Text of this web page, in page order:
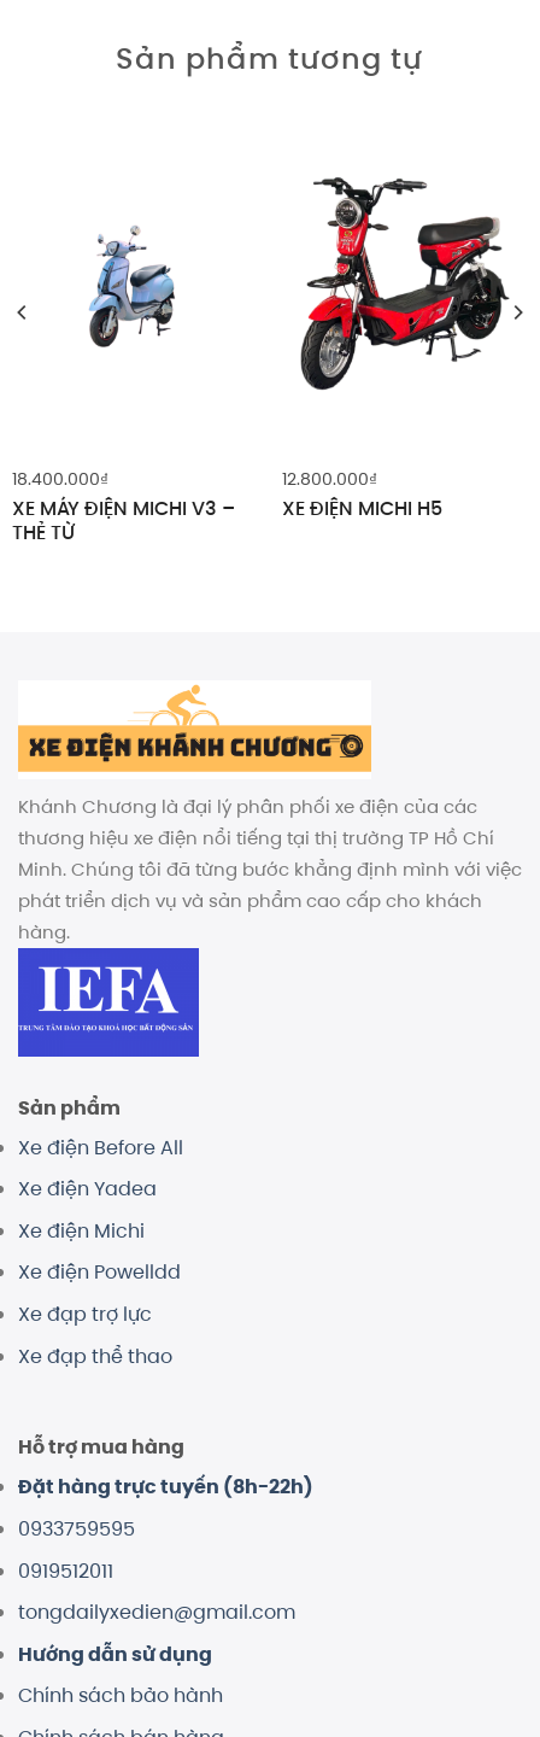
Sản phẩm tương tự
18.400.000₫
XE MÁY ĐIỆN MICHI V3 –
THẺ TỪ
12.800.000₫
XE ĐIỆN MICHI H5
Khánh Chương là đại lý phân phối xe điện của các
thương hiệu xe điện nổi tiếng tại thị trường TP Hồ Chí
Minh. Chúng tôi đã từng bước khẳng định mình với việc
phát triển dịch vụ và sản phẩm cao cấp cho khách
hàng.
Sản phẩm
Xe điện Before All
Xe điện Yadea
Xe điện Michi
Xe điện Powelldd
Xe đạp trợ lực
Xe đạp thể thao
Hỗ trợ mua hàng
Đặt hàng trực tuyến (8h-22h)
0933759595
0919512011
tongdailyxedien@gmail.com
Hướng dẫn sử dụng
Chính sách bảo hành